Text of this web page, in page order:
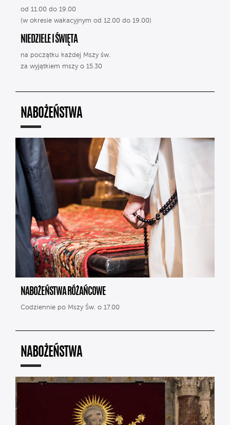
od 11.00 do 19.00
(w okresie wakacyjnym od 12.00 do 19.00)
NIEDZIELE I ŚWIĘTA
na początku każdej Mszy św.
za wyjątkiem mszy o 15.30
NABOŻEŃSTWA
NABOŻEŃSTWA RÓŻAŃCOWE
Codziennie po Mszy Św. o 17.00
NABOŻEŃSTWA